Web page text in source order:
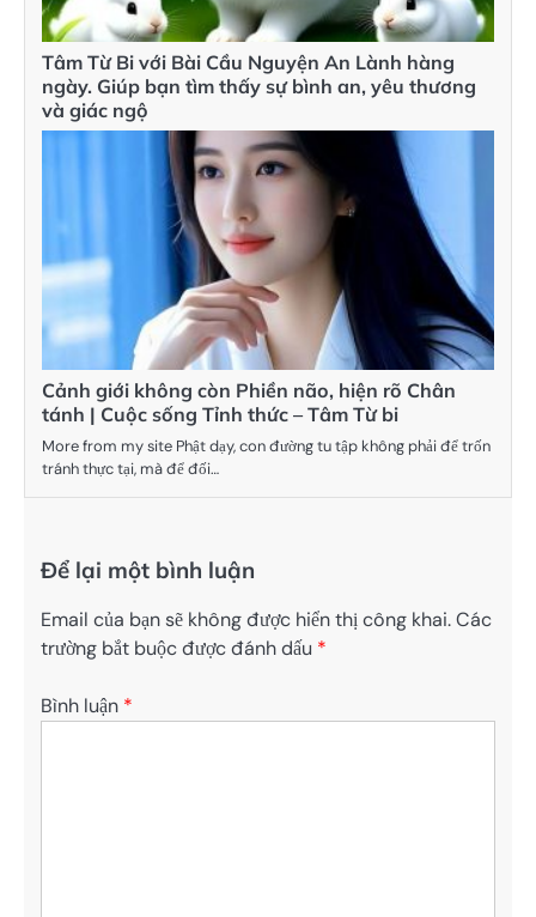
Tâm Từ Bi với Bài Cầu Nguyện An Lành hàng
ngày. Giúp bạn tìm thấy sự bình an, yêu thương
và giác ngộ
Cảnh giới không còn Phiền não, hiện rõ Chân
tánh | Cuộc sống Tỉnh thức – Tâm Từ bi
More from my site Phật dạy, con đường tu tập không phải để trốn
tránh thực tại, mà để đối…
Để lại một bình luận
Email của bạn sẽ không được hiển thị công khai.Các
trường bắt buộc được đánh dấu *
Bình luận *